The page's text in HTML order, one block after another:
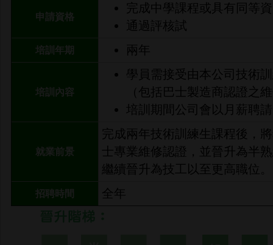
申請資格
完成中學課程或具有同等
通過評核試
培訓年期 兩年
培訓內容
學員需接受由本公司技術
（包括巴士製造商認證之
培訓期間公司會以月薪聘請
就業前景
完成兩年技術訓練生課程後，
士專業維修認證，並晉升為半
繼續晉升為技工以至更高職位。
招聘時間 全年